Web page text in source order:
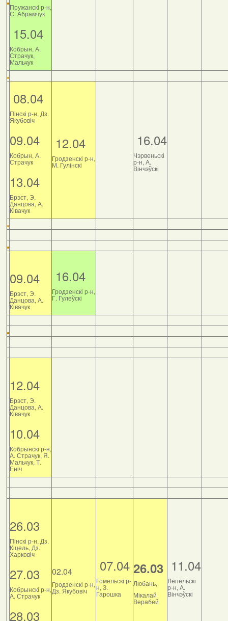
Пружанскі р-н,
С. Абрамчук
15.04
Кобрын, А.
Страчук,
Мальчук
08.04
Пінскі р-н, Дз.
Якубовіч
09.04
Кобрын, А.
Страчук
13.04
Брэст, Э.
Данцова, А.
Ківачук
12.04
Гродзенскі р-н,
М. Гулінскі
16.04
Чэрвеньскі
р-н, А.
Вінчэўскі
09.04
Брэст, Э.
Данцова, А.
Ківачук
16.04
Гродзенскі р-н,
Г. Гулеўскі
12.04
Брэст, Э.
Данцова, А.
Ківачук
10.04
Кобрынскі р-н,
А. Страчук, Я.
Мальчук, Т.
Еніч
26.03
Пінскі р-н, Дз.
Кіцель, Дз.
Харковіч
27.03
Кобрынскі р-н,
А. Страчук
28.03
02.04
Гродзенскі р-н,
Дз. Якубовіч
07.04
Гомельскі р-
н, З.
Гарошка
26.03
Любань,
Мікалай
Верабей
11.04
Лепельскі
р-н, А.
Вінчэўскі